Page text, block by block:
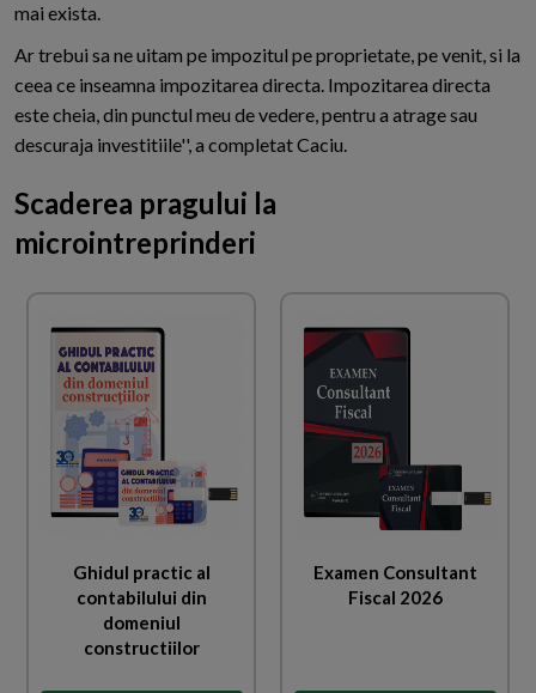
mai exista.
Ar trebui sa ne uitam pe impozitul pe proprietate, pe venit, si la
ceea ce inseamna impozitarea directa. Impozitarea directa
este cheia, din punctul meu de vedere, pentru a atrage sau
descuraja investitiile'', a completat Caciu.
Scaderea pragului la
microintreprinderi
Ghidul practic al
contabilului din
domeniul
constructiilor
Examen Consultant
Fiscal 2026